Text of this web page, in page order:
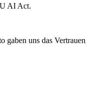
AI Act.
uns das